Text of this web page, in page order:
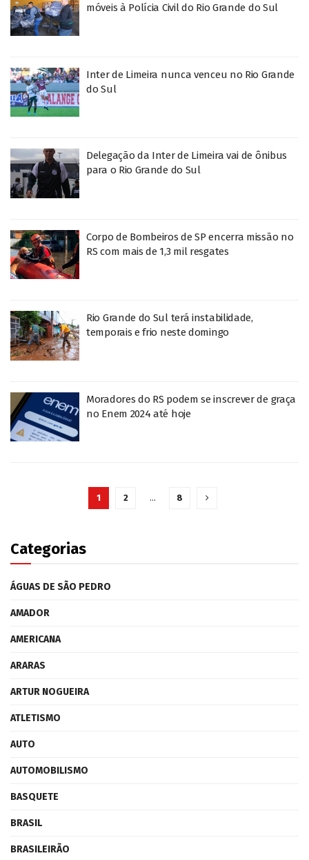
móveis à Polícia Civil do Rio Grande do Sul
Inter de Limeira nunca venceu no Rio Grande
do Sul
Delegação da Inter de Limeira vai de ônibus
para o Rio Grande do Sul
Corpo de Bombeiros de SP encerra missão no
RS com mais de 1,3 mil resgates
Rio Grande do Sul terá instabilidade,
temporais e frio neste domingo
Moradores do RS podem se inscrever de graça
no Enem 2024 até hoje
1 2 … 8
Categorias
ÁGUAS DE SÃO PEDRO
AMADOR
AMERICANA
ARARAS
ARTUR NOGUEIRA
ATLETISMO
AUTO
AUTOMOBILISMO
BASQUETE
BRASIL
BRASILEIRÃO